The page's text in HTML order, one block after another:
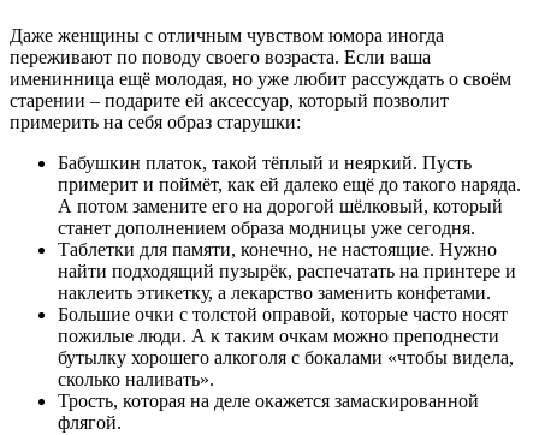
Даже женщины с отличным чувством юмора иногда
переживают по поводу своего возраста. Если ваша
именинница ещё молодая, но уже любит рассуждать о своём
старении – подарите ей аксессуар, который позволит
примерить на себя образ старушки:
Бабушкин платок, такой тёплый и неяркий. Пусть
примерит и поймёт, как ей далеко ещё до такого наряда.
А потом замените его на дорогой шёлковый, который
станет дополнением образа модницы уже сегодня.
Таблетки для памяти, конечно, не настоящие. Нужно
найти подходящий пузырёк, распечатать на принтере и
наклеить этикетку, а лекарство заменить конфетами.
Большие очки с толстой оправой, которые часто носят
пожилые люди. А к таким очкам можно преподнести
бутылку хорошего алкоголя с бокалами «чтобы видела,
сколько наливать».
Трость, которая на деле окажется замаскированной
флягой.